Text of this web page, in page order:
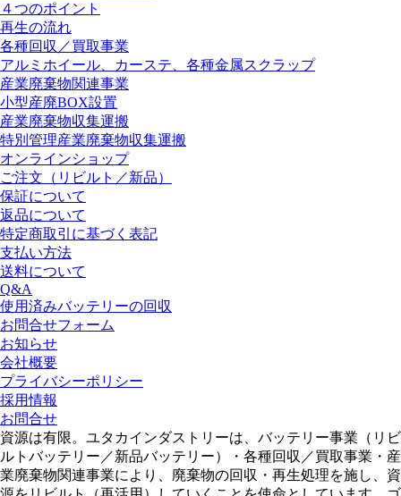
４つのポイント
再生の流れ
各種回収／買取事業
アルミホイール、カーステ、各種金属スクラップ
産業廃棄物関連事業
小型産廃BOX設置
産業廃棄物収集運搬
特別管理産業廃棄物収集運搬
オンラインショップ
ご注文（リビルト／新品）
保証について
返品について
特定商取引に基づく表記
支払い方法
送料について
Q&A
使用済みバッテリーの回収
お問合せフォーム
お知らせ
会社概要
プライバシーポリシー
採用情報
お問合せ
資源は有限。ユタカインダストリーは、バッテリー事業（リビ
ルトバッテリー／新品バッテリー）・各種回収／買取事業・産
業廃棄物関連事業により、廃棄物の回収・再生処理を施し、資